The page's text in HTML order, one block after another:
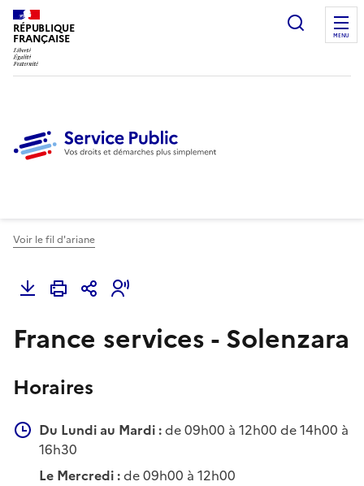
RÉPUBLIQUE
FRANÇAISE
Ouvrir
MENU
Voir le fil d'ariane
France services - Solenzara
Horaires
Du Lundi au Mardi :de 09h00 à 12h00 de 14h00 à
16h30
Le Mercredi :de 09h00 à 12h00